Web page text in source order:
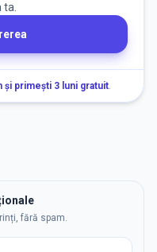
și primești 3 luni gratuit.
fără spam.